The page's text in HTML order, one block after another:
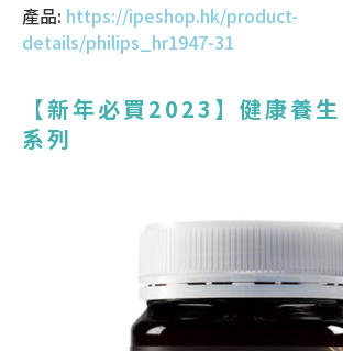
產品: https://ipeshop.hk/product-
details/philips_hr1947-31
【新年必買2023 】健康養
系列